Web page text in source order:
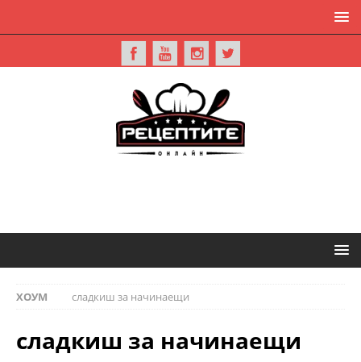
ХОУМ сладкиш за начинаещи
сладкиш за начинаещи